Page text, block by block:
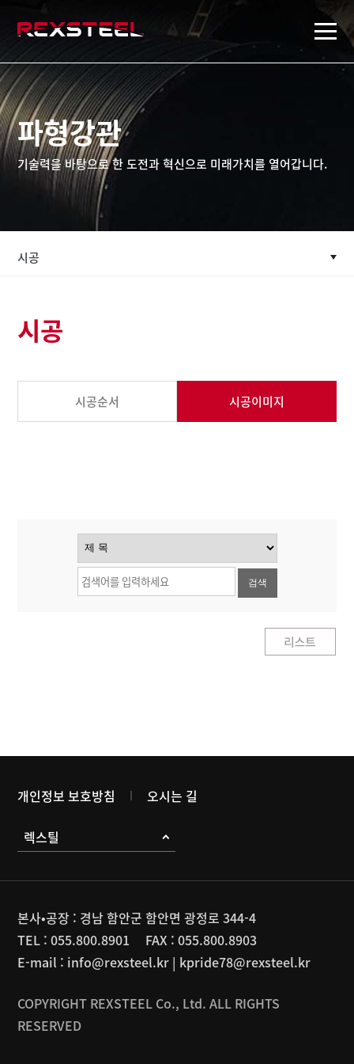
rexsteel
파형강관
기술력을 바탕으로 한 도전과 혁신으로 미래가치를 열어갑니다.
시공
시공
시공순서 시공이미지
검색
개인정보 보호방침 오시는 길
렉스틸
본사•공장 : 경남 함안군 함안면 광정로 344-4
TEL :055.800.8901 FAX :055.800.8903
E-mail : info@rexsteel.kr | kpride78@rexsteel.kr
COPYRIGHT REXSTEEL Co., Ltd. ALL RIGHTS
RESERVED